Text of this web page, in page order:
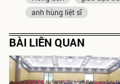
anh hùng liệt sĩ
BÀI LIÊN QUAN